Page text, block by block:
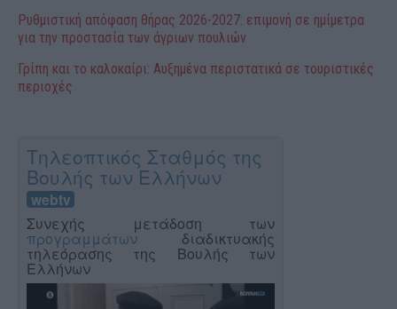
Ρυθμιστική απόφαση θήρας 2026-2027: επιμονή σε ημίμετρα
για την προστασία των άγριων πουλιών
Γρίπη και το καλοκαίρι: Αυξημένα περιστατικά σε τουριστικές
περιοχές